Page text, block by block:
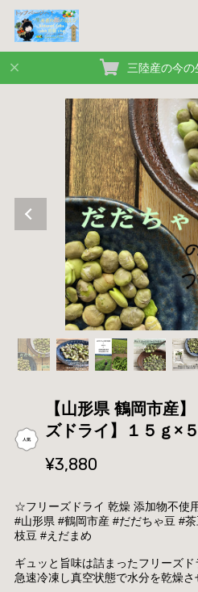
三陸産の今の
【山形県 鶴岡市産
ズドライ】１５ｇ×
¥3,880
☆フリーズドライ 乾燥 添加物不使
#山形県 #鶴岡市産 #だだちゃ豆 #
枝豆 #えだまめ
ギュッと旨味は詰まったフリーズ
急速冷凍し真空状態で水分を乾燥さ